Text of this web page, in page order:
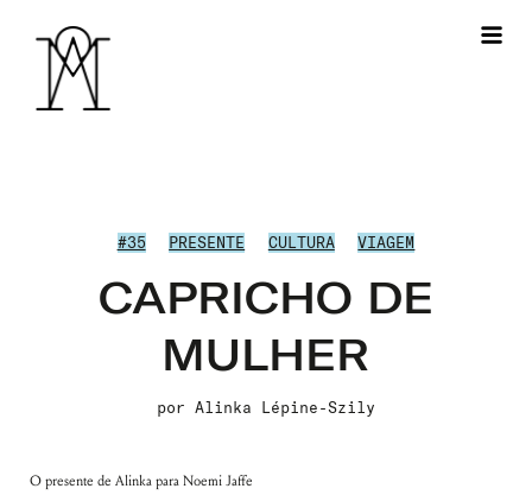
#35 PRESENTE CULTURA VIAGEM
CAPRICHO DE
MULHER
por Alinka Lépine-Szily
O presente de Alinka para Noemi Jaffe